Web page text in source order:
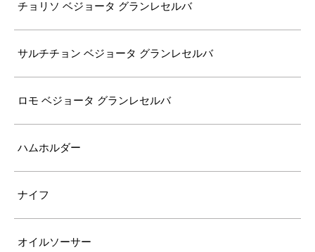
チョリソ ベジョータ グランレセルバ
サルチチョン ベジョータ グランレセルバ
ロモ ベジョータ グランレセルバ
ハムホルダー
ナイフ
オイルソーサー